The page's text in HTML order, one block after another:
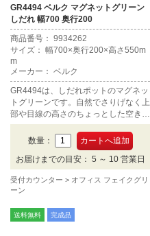
GR4494 ベルク マグネットグリーン
しだれ 幅700 奥行200
商品番号： 9934262
サイズ： 幅700×奥行200×高さ550m
m
メーカー： ベルク
GR4494は、しだれポットのマグネッ
トグリーンです。自然でさりげなく上
部や目線の高さのちょっとした空きス
ペースにおすすめです。
数量：
お届けまでの目安： 5 ～ 10 営業日
受付カウンター
オフィス フェイクグリ
ーン
送料無料 完成品